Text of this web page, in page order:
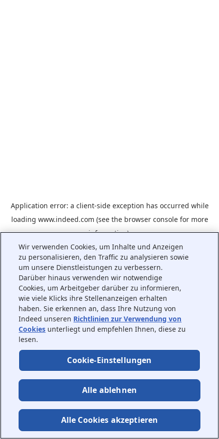
Application error: a client-side exception has occurred while
loading www.indeed.com (see the browser consolefor more
information).
Wir verwenden Cookies, um Inhalte und Anzeigen
zu personalisieren, den Traffic zu analysieren sowie
um unsere Dienstleistungen zu verbessern.
Darüber hinaus verwenden wir notwendige
Cookies, um Arbeitgeber darüber zu informieren,
wie viele Klicks ihre Stellenanzeigen erhalten
haben. Sie erkennen an, dass Ihre Nutzung von
Indeed unseren Richtlinien zur Verwendung von
Cookies unterliegt und empfehlen Ihnen, diese zu
lesen.
Cookie-Einstellungen
Alle ablehnen
Alle Cookies akzeptieren